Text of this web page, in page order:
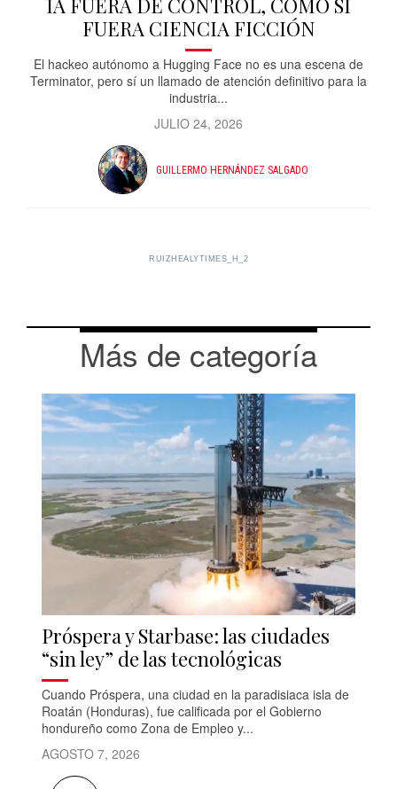
IA FUERA DE CONTROL, COMO SI
FUERA CIENCIA FICCIÓN
El hackeo autónomo a Hugging Face no es una escena de
Terminator, pero sí un llamado de atención definitivo para la
industria...
JULIO 24, 2026
GUILLERMO HERNÁNDEZ SALGADO
RUIZHEALYTIMES_H_2
Más de categoría
Próspera y Starbase: las ciudades
“sin ley” de las tecnológicas
Cuando Próspera, una ciudad en la paradisiaca isla de
Roatán (Honduras), fue calificada por el Gobierno
hondureño como Zona de Empleo y...
AGOSTO 7, 2026